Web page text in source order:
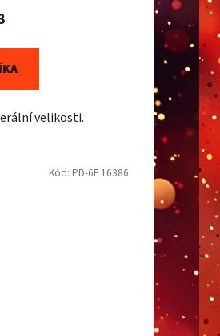
velikosti.
Kód: PD-6F 16386